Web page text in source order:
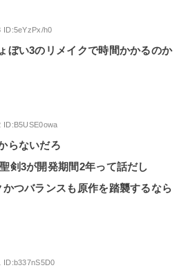
ID:5eYzPx/h0
ぼい3のリメイクで時間かかるのか
ID:B5USE0owa
らないだろ
剣3が開発期間2年って話だし
つバランスも原作を踏襲するなら
ID:b337nS5D0